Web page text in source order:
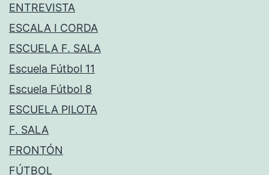
ENTREVISTA
ESCALA I CORDA
ESCUELA F. SALA
Escuela Fútbol 11
Escuela Fútbol 8
ESCUELA PILOTA
F. SALA
FRONTÓN
FÚTBOL